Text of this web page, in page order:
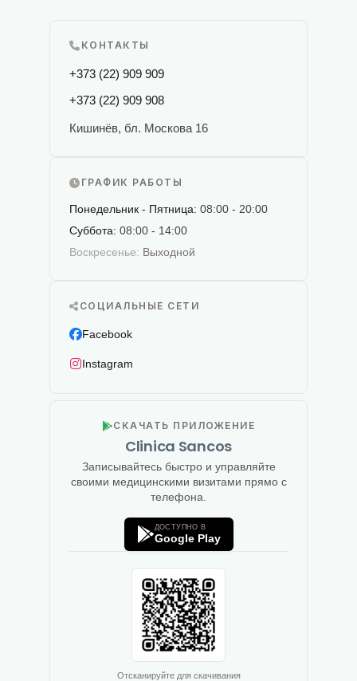
КОНТАКТЫ
+373 (22) 909 909
+373 (22) 909 908
Кишинёв, бл. Москова 16
ГРАФИК РАБОТЫ
Понедельник - Пятница: 08:00 - 20:00
Суббота: 08:00 - 14:00
Воскресенье: Выходной
СОЦИАЛЬНЫЕ СЕТИ
Facebook
Instagram
СКАЧАТЬ ПРИЛОЖЕНИЕ
Clinica Sancos
Записывайтесь быстро и управляйте
своими медицинскими визитами прямо с
телефона.
ДОСТУПНО В
Google Play
Отсканируйте для скачивания